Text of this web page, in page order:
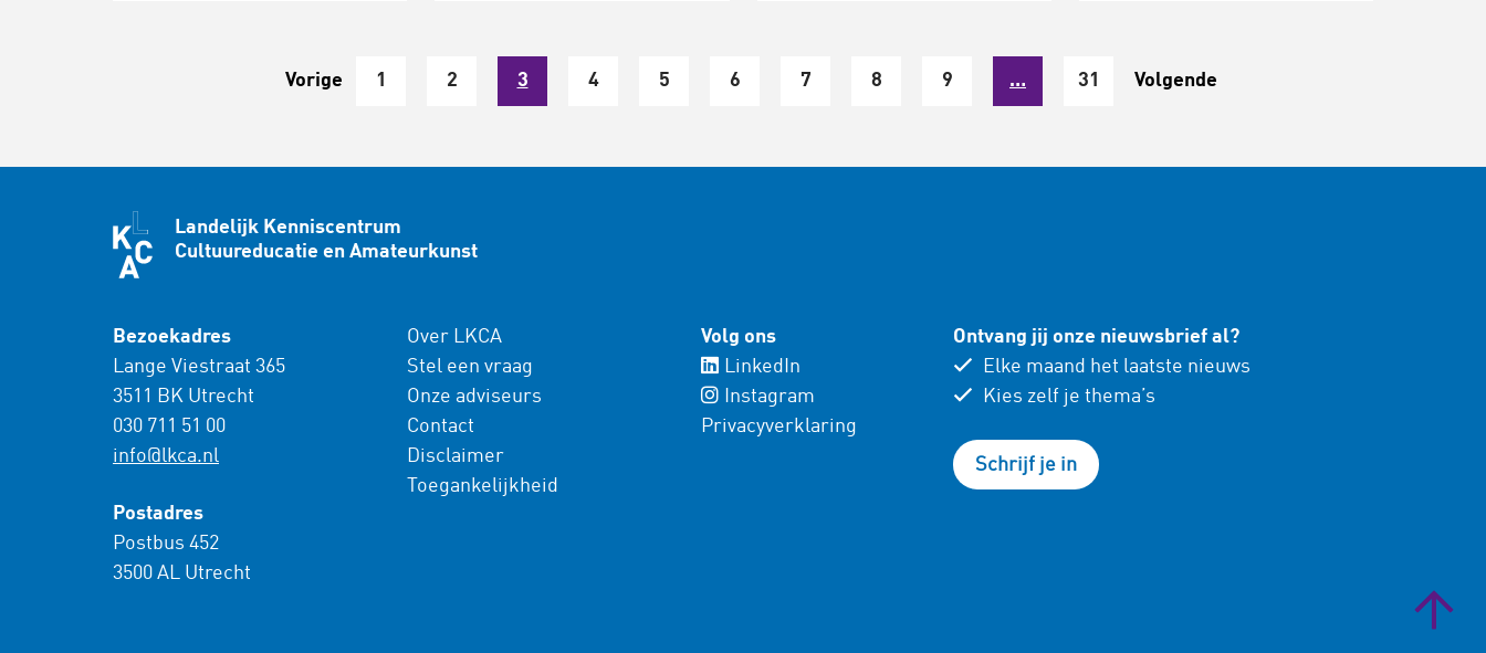
amateurkunst?
Vorige 1 2 3 4 5 6 7 8 9 … 31 Volgende
Landelijk Kenniscentrum
Cultuureducatie en Amateurkunst
Bezoekadres
Lange Viestraat 365
3511 BK Utrecht
030 711 51 00
info@lkca.nl
Postadres
Postbus 452
3500 AL Utrecht
Over LKCA
Stel een vraag
Onze adviseurs
Contact
Disclaimer
Toegankelijkheid
Volg ons
LinkedIn
Instagram
Privacyverklaring
Ontvang jij onze nieuwsbrief al?
Elke maand het laatste nieuws
Kies zelf je thema’s
Schrijf je in